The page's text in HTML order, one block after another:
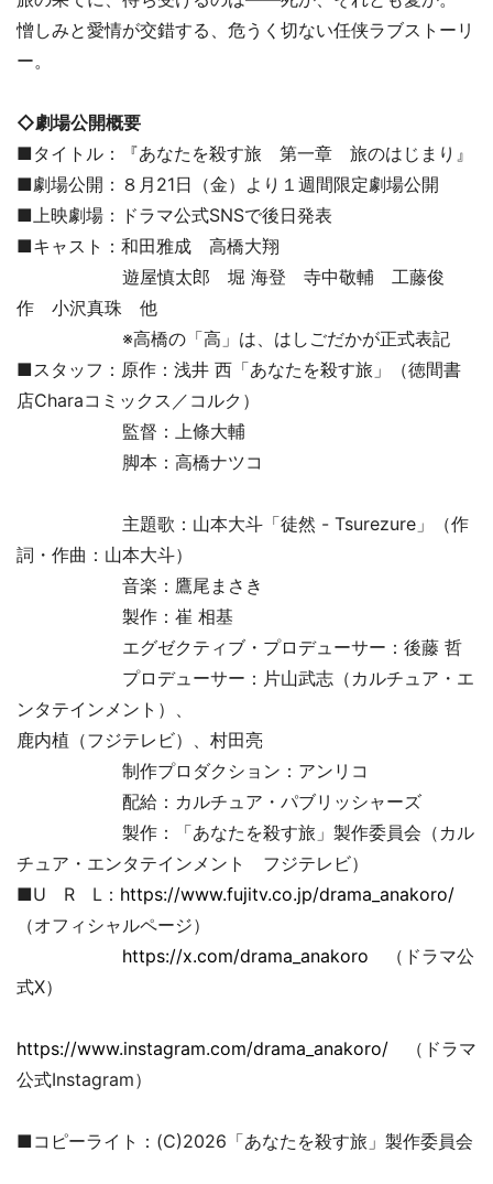
憎しみと愛情が交錯する、危うく切ない任侠ラブストーリ
ー。
◇劇場公開概要
■タイトル：『あなたを殺す旅 第一章 旅のはじまり』
■劇場公開：８月21日（金）より１週間限定劇場公開
■上映劇場：ドラマ公式SNSで後日発表
■キャスト：和田雅成 高橋大翔
遊屋慎太郎 堀 海登 寺中敬輔 工藤俊
作 小沢真珠 他
※高橋の「高」は、はしごだかが正式表記
■スタッフ：原作：浅井 西「あなたを殺す旅」（徳間書
店Charaコミックス／コルク）
監督：上條大輔
脚本：高橋ナツコ
主題歌：山本大斗「徒然 - Tsurezure」（作
詞・作曲：山本大斗）
音楽：鷹尾まさき
製作：崔 相基
エグゼクティブ・プロデューサー：後藤 哲
プロデューサー：片山武志（カルチュア・エ
ンタテインメント）、
鹿内植（フジテレビ）、村田亮
制作プロダクション：アンリコ
配給：カルチュア・パブリッシャーズ
製作：「あなたを殺す旅」製作委員会（カル
チュア・エンタテインメント フジテレビ）
■U R L： https://www.fujitv.co.jp/drama_anakoro/
（オフィシャルページ）
https://x.com/drama_anakoro （ドラマ公
式X）
https://www.instagram.com/drama_anakoro/ （ドラマ
公式Instagram）
■コピーライト：(C)2026「あなたを殺す旅」製作委員会